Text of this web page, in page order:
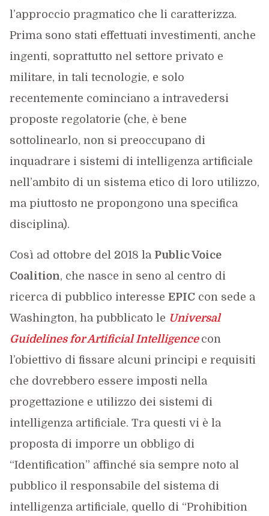
l’approccio pragmatico che li caratterizza.
Prima sono stati effettuati investimenti, anche
ingenti, soprattutto nel settore privato e
militare, in tali tecnologie, e solo
recentemente cominciano a intravedersi
proposte regolatorie (che, è bene
sottolinearlo, non si preoccupano di
inquadrare i sistemi di intelligenza artificiale
nell’ambito di un sistema etico di loro utilizzo,
ma piuttosto ne propongono una specifica
disciplina).
Così ad ottobre del 2018 la Public Voice
Coalition, che nasce in seno al centro di
ricerca di pubblico interesse EPIC con sede a
Washington, ha pubblicato le Universal
Guidelines for Artificial Intelligence con
l’obiettivo di fissare alcuni principi e requisiti
che dovrebbero essere imposti nella
progettazione e utilizzo dei sistemi di
intelligenza artificiale. Tra questi vi è la
proposta di imporre un obbligo di
“Identification” affinché sia sempre noto al
pubblico il responsabile del sistema di
intelligenza artificiale, quello di “Prohibition